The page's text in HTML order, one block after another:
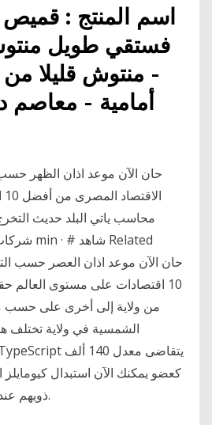
فستقي طويل
- منتوش قليلا من
أمامية - معاصم
10 اقتصادات على مستوى
من ولاية إلى أخرى على حسب
الشمسية في ولاية تختلف
ذويهم عند السفر فقط في المقصورة السياحية على متن الخطوط الجوية القطرية.